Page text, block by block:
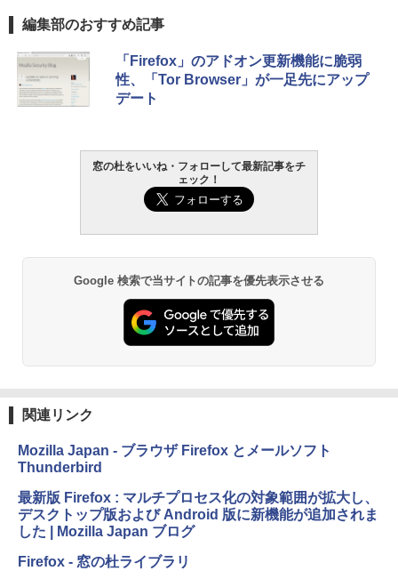
Xbox プリペイドカード 10,000円 デジタ
ルコード 【旧 Xbox ギフトカード】 [オ
ンラインコード]
Robloxギフトカード - 800 Robux 【限
定バーチャルアイテムを含む】 【オンラ
インゲームコード】 ロブロックス | オン
ラインコード版
Microsoft Office Home & Business 202
4(最新 永続版)|オンラインコード版|Wind
ows11、10/mac対応|PC2台
インゲームコード】 ロブロックス | オン
ラインコード版
￥3,200
Robloxギフトカード - 1000 Robux 【限
定バーチャルアイテムを含む】 【オンラ
インゲームコード】 ロブロックス |オン
生成AIパスポート公式テキスト 第４版
￥1,766
AIイラスト表現辞典: 思い通りの絵を引き
出す プロンプトの言葉 AI画像生成シリー
ズ (はぴーイラストLabo)
ClaudeCode いちばんやさしい 教科書:
方 マニュアル AI副業にもコンテンツ作成
にもKindle出版にも！ 非エンジニアのた
めのAIコーディング入門シリーズ
ェクトリストと最新エミュレータ紹介
￥1,600
1冊ですべて身につくHTML & CSSとWe
bデザイン入門講座［第2版］
Amazon Kindle Paperwhite (16GB) 7イ
ンチディスプレイ、色調調節ライト、12
週間持続バッテリー、広告なし、ブラッ
ク
Amazon Kindle - 目に優しい、かさばら
ない、大きな画面で読みやすい、6週間持
続バッテリー、6インチディスプレイ電子
￥19,980
Kindle Paperwhite シグニチャーエディ
ション (32GB) 7インチディスプレイ、明
イ、色調調節ライト、最大8週間持続バッ
テリー、広告無し、ブラック (2025年発
売)
￥39,980
編集部のおすすめ記事
「Firefox」のアドオン更新機能に脆弱
性、「Tor Browser」が一足先にアップ
デート
窓の杜をいいね・フォローして最新記事をチ
ェック！
Google 検索で当サイトの記事を優先表示させる
関連リンク
Mozilla Japan - ブラウザ Firefox とメールソフト
Thunderbird
最新版 Firefox : マルチプロセス化の対象範囲が拡大し、
デスクトップ版および Android 版に新機能が追加されま
した | Mozilla Japan ブログ
Firefox - 窓の杜ライブラリ